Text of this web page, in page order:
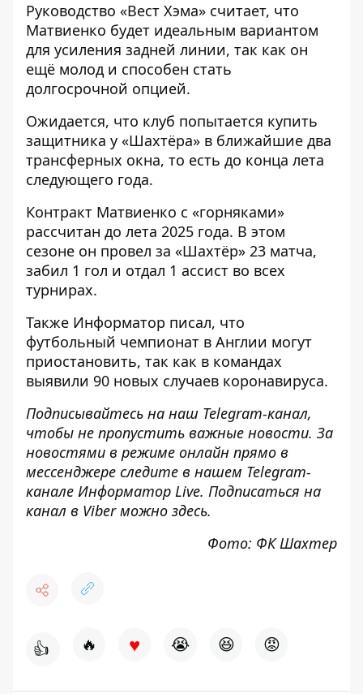
Руководство «Вест Хэма» считает, что
Матвиенко будет идеальным вариантом
для усиления задней линии, так как он
ещё молод и способен стать
долгосрочной опцией.
Ожидается, что клуб попытается купить
защитника у «Шахтёра» в ближайшие два
трансферных окна, то есть до конца лета
следующего года.
Контракт Матвиенко с «горняками»
рассчитан до лета 2025 года. В этом
сезоне он провел за «Шахтёр» 23 матча,
забил 1 гол и отдал 1 ассист во всех
турнирах.
Также Информатор писал, что
футбольный чемпионат в Англии могут
приостановить, так как в командах
выявили 90 новых случаев коронавируса.
Подписывайтесь на наш Telegram-канал,
чтобы не пропустить важные новости. За
новостями в режиме онлайн прямо в
мессенджере следите в нашем Telegram-
канале Информатор Live. Подписаться на
канал в Viber можно здесь.
Фото: ФК Шахтер
👍 🔥 ♥ 😭 😆 😡